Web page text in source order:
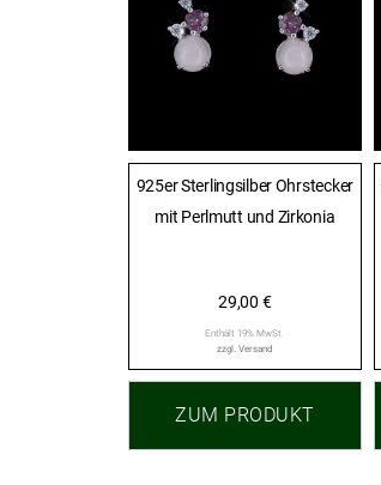
925er Sterlingsilber Ohrstecker
mit Perlmutt und Zirkonia
29,00 €
Enthält 19% MwSt.
zzgl. Versand
ZUM PRODUKT